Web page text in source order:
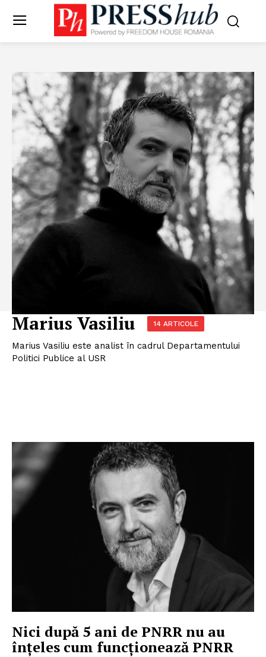
Marius Vasiliu 14 ARTICOLE
Marius Vasiliu este analist în cadrul Departamentului
Politici Publice al USR
Nici după 5 ani de PNRR nu au
înțeles cum funcționează PNRR